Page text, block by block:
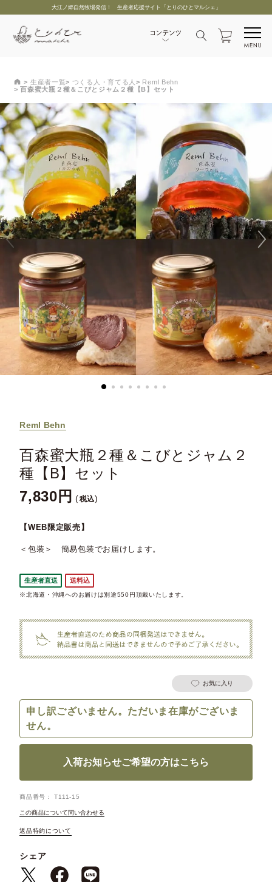
大江ノ郷自然牧場発信！ 生産者応援サイト「とりのひとマルシェ」
生産者一覧 つくる人・育てる人
Reml Behn
百森蜜大瓶２種＆こびとジャム２種【B】セット
Reml Behn
百森蜜大瓶２種＆こびとジャム２
種【B】セット
7,830 税込
【WEB限定販売】
＜包装＞ 簡易包装でお届けします。
生産者直送 送料込
※北海道・沖縄へのお届けは別途550円頂戴いたします。
お気に入り
申し訳ございません。ただいま在庫がございま
せん。
入荷お知らせご希望の方はこちら
商品番号 T111-15
この商品について問い合わせる
返品特約について
シェア